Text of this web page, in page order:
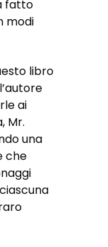
fatto
modi
libro
ai
Mr.
una
che